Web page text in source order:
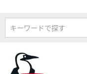
キーワードで探す